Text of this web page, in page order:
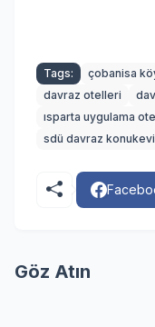
Tags: çobanisa
davraz otelleri
ısparta uygulama
sdü davraz konukevi
Göz Atın